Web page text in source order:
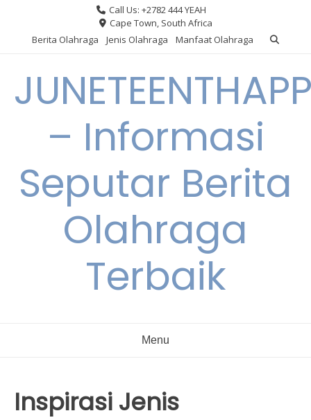
content
Call Us: +2782 444 YEAH
Cape Town, South Africa
Berita Olahraga
Jenis Olahraga Manfaat Olahraga
– Informasi
Seputar Berita
Olahraga
Terbaik
Menu
Inspirasi Jenis